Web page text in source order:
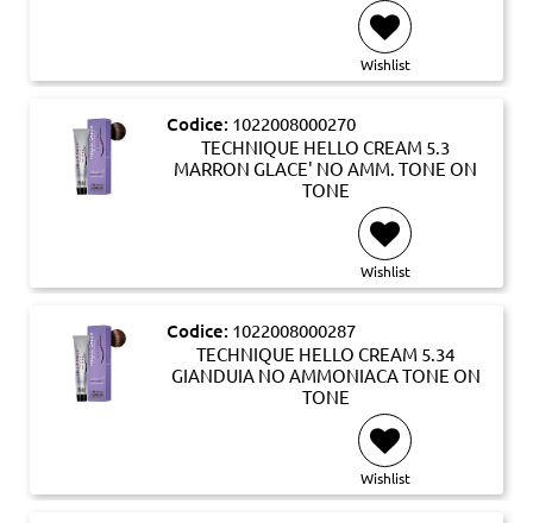
Wishlist
Codice: 1022008000270
TECHNIQUE HELLO CREAM 5.3
MARRON GLACE' NO AMM. TONE ON
TONE
Wishlist
Codice: 1022008000287
TECHNIQUE HELLO CREAM 5.34
GIANDUIA NO AMMONIACA TONE ON
TONE
Wishlist